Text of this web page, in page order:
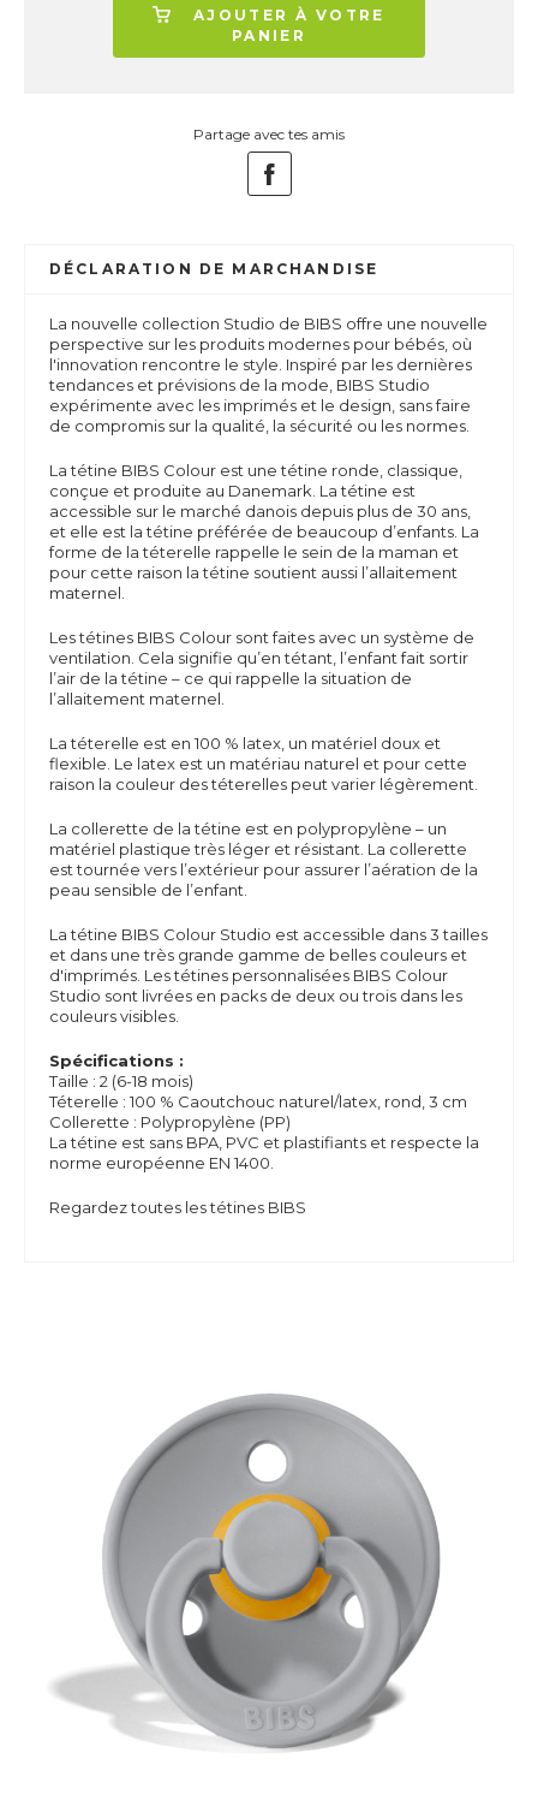
AJOUTER À VOTRE
PANIER
Partage avec tes amis
DÉCLARATION DE MARCHANDISE
La nouvelle collection Studio de BIBS offre une nouvelle
perspective sur les produits modernes pour bébés, où
l'innovation rencontre le style. Inspiré par les dernières
tendances et prévisions de la mode, BIBS Studio
expérimente avec les imprimés et le design, sans faire
de compromis sur la qualité, la sécurité ou les normes.
La tétine BIBS Colour est une tétine ronde, classique,
conçue et produite au Danemark. La tétine est
accessible sur le marché danois depuis plus de 30 ans,
et elle est la tétine préférée de beaucoup d’enfants. La
forme de la téterelle rappelle le sein de la maman et
pour cette raison la tétine soutient aussi l’allaitement
maternel.
Les tétines BIBS Colour sont faites avec un système de
ventilation. Cela signifie qu’en tétant, l’enfant fait sortir
l’air de la tétine – ce qui rappelle la situation de
l’allaitement maternel.
La téterelle est en 100 % latex, un matériel doux et
flexible. Le latex est un matériau naturel et pour cette
raison la couleur des téterelles peut varier légèrement.
La collerette de la tétine est en polypropylène – un
matériel plastique très léger et résistant. La collerette
est tournée vers l’extérieur pour assurer l’aération de la
peau sensible de l’enfant.
La tétine BIBS Colour Studio est accessible dans 3 tailles
et dans une très grande gamme de belles couleurs et
d'imprimés. Les tétines personnalisées BIBS Colour
Studio sont livrées en packs de deux ou trois dans les
couleurs visibles.
Spécifications :
Taille : 2 (6-18 mois)
Téterelle : 100 % Caoutchouc naturel/latex, rond, 3 cm
Collerette : Polypropylène (PP)
La tétine est sans BPA, PVC et plastifiants et respecte la
norme européenne EN 1400.
Regardez toutes les tétines BIBS